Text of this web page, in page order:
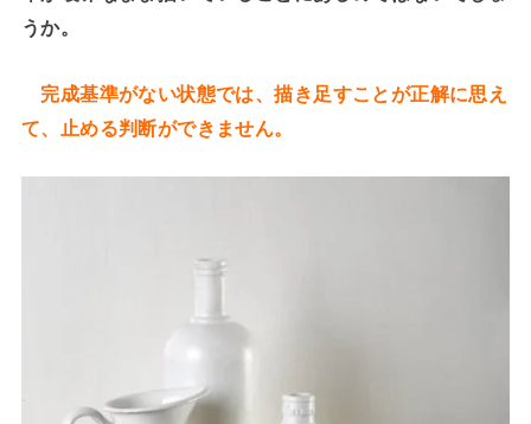
うか。
完成基準がない状態では、描き足すことが正解に思え
て、止める判断ができません。